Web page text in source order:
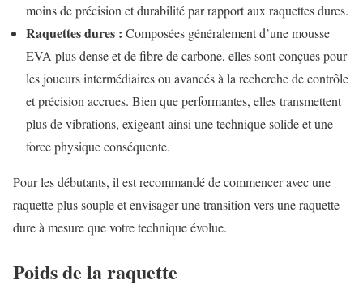
moins de précision et durabilité par rapport aux raquettes dures.
Raquettes dures : Composées généralement d’une mousse
EVA plus dense et de fibre de carbone, elles sont conçues pour
les joueurs intermédiaires ou avancés à la recherche de contrôle
et précision accrues. Bien que performantes, elles transmettent
plus de vibrations, exigeant ainsi une technique solide et une
force physique conséquente.
Pour les débutants, il est recommandé de commencer avec une
raquette plus souple et envisager une transition vers une raquette
dure à mesure que votre technique évolue.
Poids de la raquette